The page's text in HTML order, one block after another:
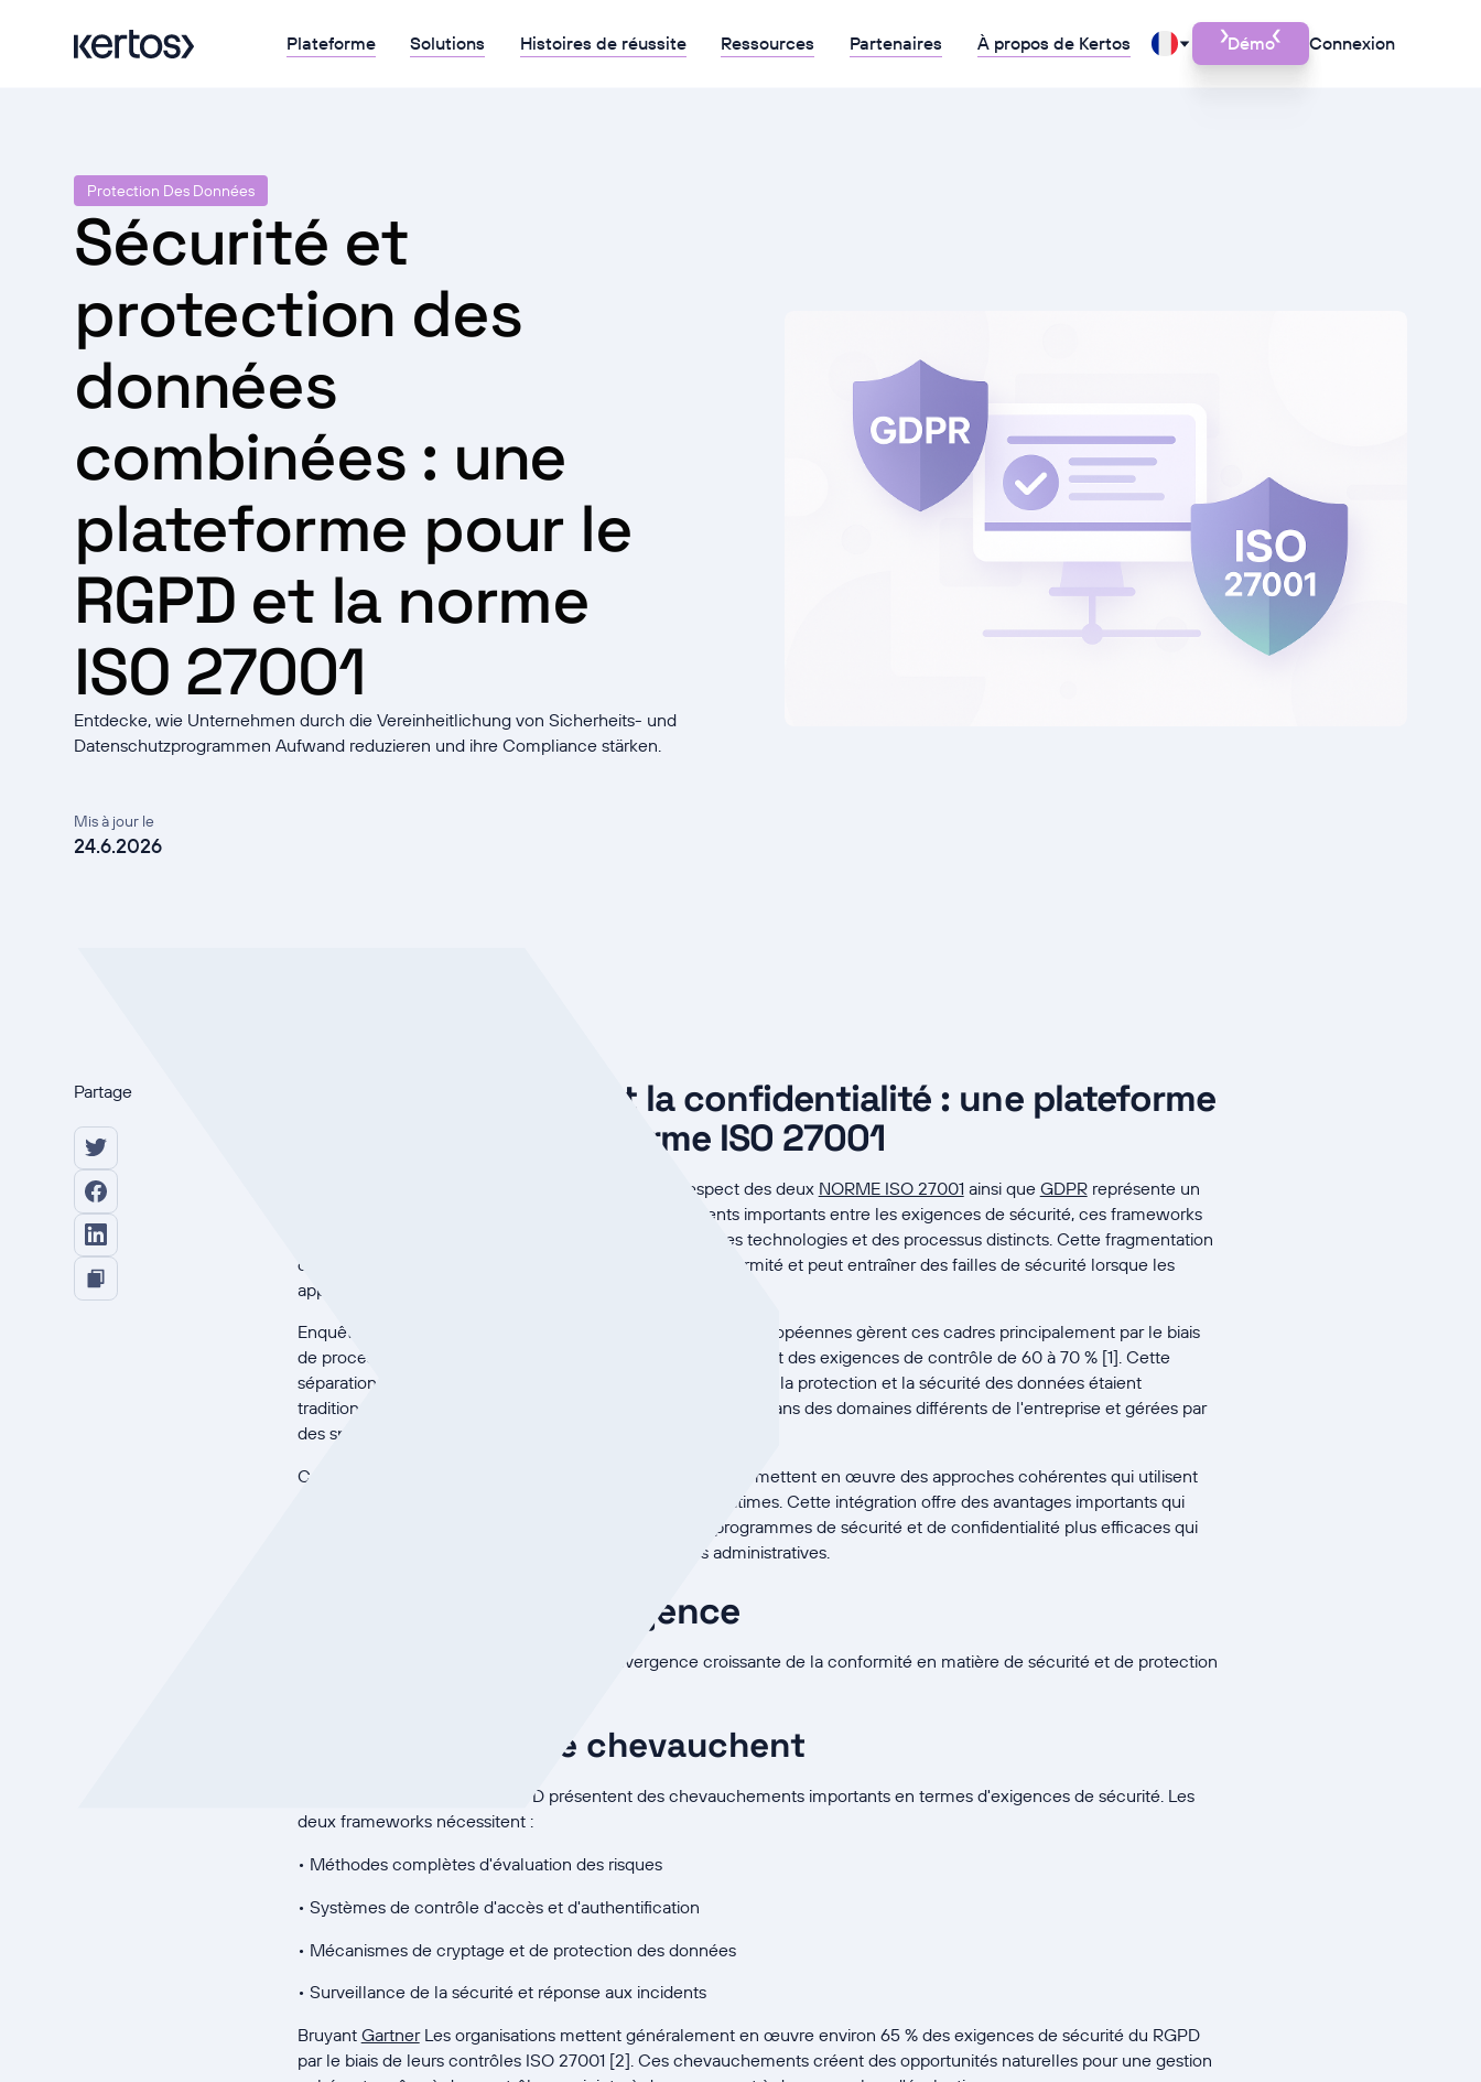
Plateforme Solutions Histoires de réussite Ressources Partenaires À propos de Kertos Démo Connexion
Protection Des Données
Sécurité et
protection des
données
combinées : une
plateforme pour le
RGPD et la norme
ISO 27001
Entdecke, wie Unternehmen durch die Vereinheitlichung von Sicherheits- und
Datenschutzprogrammen Aufwand reduzieren und ihre Compliance stärken.
Mis à jour le
24.6.2026
Partage
Unifier la sécurité et la confidentialité : une plateforme
pour le RGPD et la norme ISO 27001
Pour de nombreuses entreprises européennes, le respect des deux NORME ISO 27001 ainsi que GDPRreprésente un
défi opérationnel important. Malgré des chevauchements importants entre les exigences de sécurité, ces frameworks
sont souvent gérés par des programmes, des équipes, des technologies et des processus distincts. Cette fragmentation
crée une complexité inutile, augmente les coûts de conformité et peut entraîner des failles de sécurité lorsque les
approches diffèrent.
Enquêtes sur
montrent que 68 % des entreprises européennes gèrent ces cadres principalement par le biais
de processus et d'équipes distincts, malgré un chevauchement des exigences de contrôle de 60 à 70 % [1]. Cette
séparation est due en grande partie à des facteurs historiques : la protection et la sécurité des données étaient
traditionnellement des disciplines distinctes, souvent situées dans des domaines différents de l'entreprise et gérées par
des spécialistes différents.
Cependant, les grandes entreprises suppriment ces silos et mettent en œuvre des approches cohérentes qui utilisent
les similitudes tout en tenant compte des différences légitimes. Cette intégration offre des avantages importants qui
vont au-delà de l'efficacité opérationnelle et crée des programmes de sécurité et de confidentialité plus efficaces qui
améliorent la protection tout en réduisant les charges administratives.
Le besoin de convergence
Plusieurs facteurs sont à l'origine de la convergence croissante de la conformité en matière de sécurité et de protection
Exigences qui se chevauchent
La norme ISO 27001 et le RGPD présentent des chevauchements importants en termes d'exigences de sécurité. Les
deux frameworks nécessitent :
• Méthodes complètes d'évaluation des risques
• Systèmes de contrôle d'accès et d'authentification
• Mécanismes de cryptage et de protection des données
• Surveillance de la sécurité et réponse aux incidents
Bruyant GartnerLes organisations mettent généralement en œuvre environ 65 % des exigences de sécurité du RGPD
par le biais de leurs contrôles ISO 27001 [2]. Ces chevauchements créent des opportunités naturelles pour une gestion